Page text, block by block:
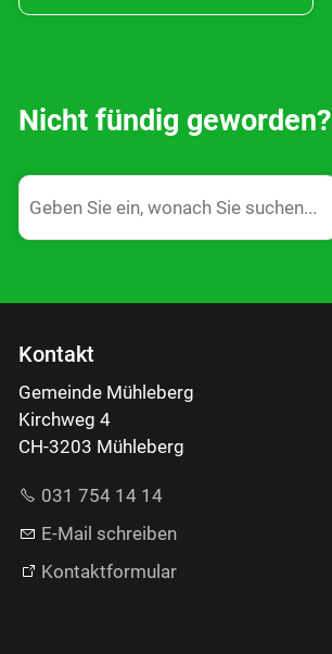
Nicht fündig geworden?
Kontakt
Gemeinde Mühleberg
Kirchweg 4
CH-3203 Mühleberg
031 754 14 14
E-Mail schreiben
Kontaktformular